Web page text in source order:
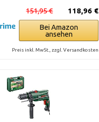
118,96 €
151,95 €
Bei Amazon
ansehen
Preis inkl. MwSt., zzgl. Versandkosten